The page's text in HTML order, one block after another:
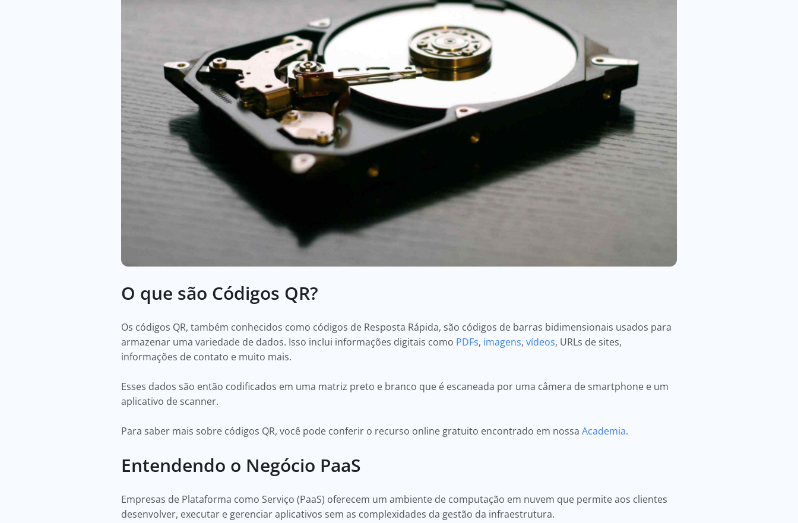
O que são Códigos QR?
Os códigos QR, também conhecidos como códigos de Resposta Rápida, são códigos de barras bidimensionais usados para
armazenar uma variedade de dados. Isso inclui informações digitais como PDFs, imagens, vídeos, URLs de sites,
informações de contato e muito mais.
Esses dados são então codificados em uma matriz preto e branco que é escaneada por uma câmera de smartphone e um
aplicativo de scanner.
Para saber mais sobre códigos QR, você pode conferir o recurso online gratuito encontrado em nossa Academia.
Entendendo o Negócio PaaS
Empresas de Plataforma como Serviço (PaaS) oferecem um ambiente de computação em nuvem que permite aos clientes
desenvolver, executar e gerenciar aplicativos sem as complexidades da gestão da infraestrutura.